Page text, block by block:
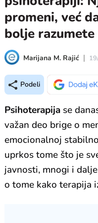
promeni, već
bolje razumete
Marijana M. Rajić
Podeli
Psihoterapija se
važan deo brige o
emocionalnoj
uprkos tome što je
javnosti, mnogi i
o tome kako terapija